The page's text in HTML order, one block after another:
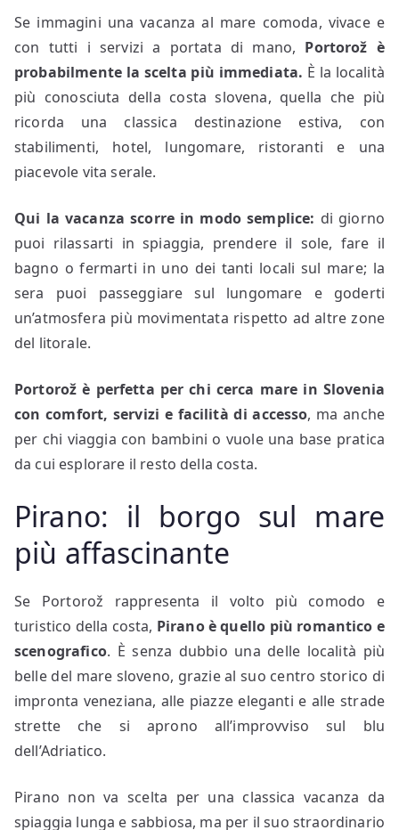
Se immagini una vacanza al mare comoda, vivace e
con tutti i servizi a portata di mano, Portorož è
probabilmente la scelta più immediata. È la località
più conosciuta della costa slovena, quella che più
ricorda una classica destinazione estiva, con
stabilimenti, hotel, lungomare, ristoranti e una
piacevole vita serale.
Qui la vacanza scorre in modo semplice: di giorno
puoi rilassarti in spiaggia, prendere il sole, fare il
bagno o fermarti in uno dei tanti locali sul mare; la
sera puoi passeggiare sul lungomare e goderti
un’atmosfera più movimentata rispetto ad altre zone
del litorale.
Portorož è perfetta per chi cerca mare in Slovenia
con comfort, servizi e facilità di accesso, ma anche
per chi viaggia con bambini o vuole una base pratica
da cui esplorare il resto della costa.
Pirano: il borgo sul mare
più affascinante
Se Portorož rappresenta il volto più comodo e
turistico della costa, Pirano è quello più romantico e
scenografico. È senza dubbio una delle località più
belle del mare sloveno, grazie al suo centro storico di
impronta veneziana, alle piazze eleganti e alle strade
strette che si aprono all’improvviso sul blu
dell’Adriatico.
Pirano non va scelta per una classica vacanza da
spiaggia lunga e sabbiosa, ma per il suo straordinario